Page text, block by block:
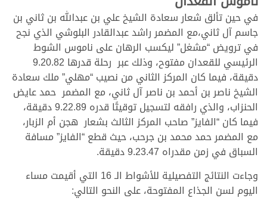
في حين تألق شعار سعادة الشيخ علي بن عبدالله بن ثاني بن
جاسم آل ثاني،مع المضمر راشد عبدالقادر البلوشي الذي نجح
في ترويض “مشغل” ليكسب الرهان على ناموس الشوط
الرئيسي للقعدان مفتوح، وذلك عبر رحلة قدرها 9.20.82
دقيقة، فيما كان المركز الثاني من نصيب “مهلي” ملك سعادة
الشيخ ناصر بن أحمد بن ناصر آل ثاني، مع المضمر حمد عايض
الحنزاب، والذي رافقه لتسجيل توقيتًا قدره 9.22.89 دقيقة،
فيما كان “الفايز” صاحب المركز الثالث بشعار هجن أم الزبار،
مع المضمر حمد محمد بن جرحب، حيث قطع “الفايز” مسافة
السباق في زمن مقدراه 9.23.47 دقيقة.
وجاءت النتائج التفصيلية للأشواط الـ 16 التي أقيمت مساء
اليوم لسن الجذاع المفتوحة، على النحو التالي: